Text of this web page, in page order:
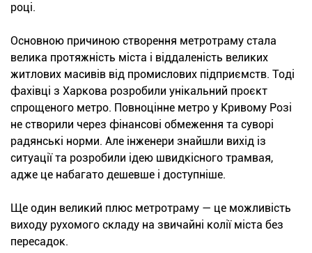
році.
Основною причиною створення метротраму стала
велика протяжність міста і віддаленість великих
житлових масивів від промислових підприємств. Тоді
фахівці з Харкова розробили унікальний проєкт
спрощеного метро. Повноцінне метро у Кривому Розі
не створили через фінансові обмеження та суворі
радянські норми. Але інженери знайшли вихід із
ситуації та розробили ідею швидкісного трамвая,
адже це набагато дешевше і доступніше.
Ще один великий плюс метротраму — це можливість
виходу рухомого складу на звичайні колії міста без
пересадок.